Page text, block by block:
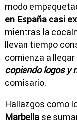
modo
en España casi
mientras la
llevan tiempo
comienza a
copiando logos y
comisario.
Hallazgos como
Marbella se